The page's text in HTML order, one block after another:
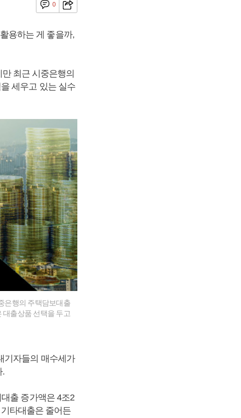
0
용하는 게 좋을까,
최근 시중은행의
세우고 있는 실수
은행의 주택담보대출
대출상품 선택을 두고
기자들의 매수세가
.
출 증가액은 4조2
타대출은 줄어든